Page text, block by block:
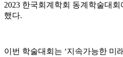
2023 한국회계학회 동계학술대
했다.
이번 학술대회는 ‘지속가능한 미